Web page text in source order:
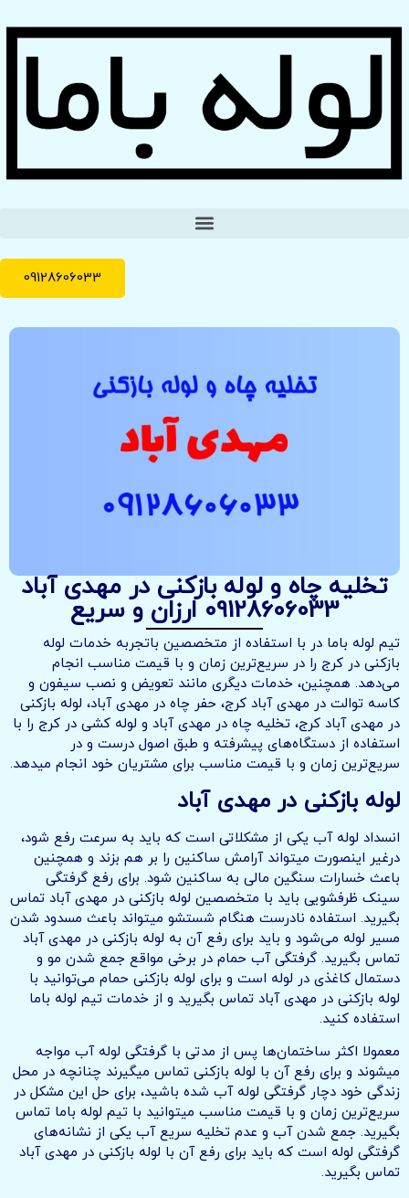
09128606033
تخلیه چاه و لوله بازکنی در مهدی آباد
09128606033 ارزان و سریع
تیم لوله باما در با استفاده از متخصصین باتجربه خدمات لوله
بازکنی در کرج را در سریع‌ترین زمان و با قیمت مناسب انجام
می‌دهد. همچنین، خدمات دیگری مانند تعویض و نصب سیفون و
کاسه توالت در مهدی آباد کرج، حفر چاه در مهدی آباد، لوله بازکنی
در مهدی آباد کرج، تخلیه چاه در مهدی آباد و لوله کشی در کرج را با
استفاده از دستگاه‌های پیشرفته و طبق اصول درست و در
سریع‌ترین زمان و با قیمت مناسب برای مشتریان خود انجام میدهد.
لوله بازکنی در مهدی آباد
انسداد لوله آب یکی از مشکلاتی است که باید به سرعت رفع شود،
درغیر اینصورت میتواند آرامش ساکنین را بر هم بزند و همچنین
باعث خسارات سنگین مالی به ساکنین شود. برای رفع گرفتگی
سینک ظرفشویی باید با متخصصین لوله بازکنی در مهدی آباد تماس
بگیرید. استفاده نادرست هنگام شستشو میتواند باعث مسدود شدن
مسیر لوله می‌شود و باید برای رفع آن به لوله بازکنی در مهدی آباد
تماس بگیرید. گرفتگی آب حمام در برخی مواقع جمع شدن مو و
دستمال کاغذی در لوله است و برای لوله بازکنی حمام می‌توانید با
لوله بازکنی در مهدی آباد تماس بگیرید و از خدمات تیم لوله باما
استفاده کنید.
معمولا اکثر ساختمان‌ها پس از مدتی با گرفتگی لوله آب مواجه
میشوند و برای رفع آن با لوله بازکنی تماس میگیرند چنانچه در محل
زندگی خود دچار گرفتگی لوله آب شده باشید، برای حل این مشکل در
سریع‌ترین زمان و با قیمت مناسب میتوانید با تیم لوله باما تماس
بگیرید. جمع شدن آب و عدم تخلیه سریع آب یکی از نشانه‌های
گرفتگی لوله است که باید برای رفع آن با لوله بازکنی در مهدی آباد
تماس بگیرید.